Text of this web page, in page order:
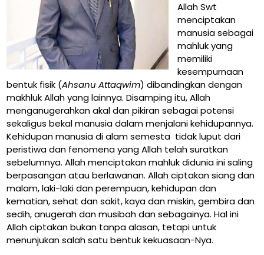
Allah Swt
menciptakan
manusia sebagai
mahluk yang
memiliki
kesempurnaan
bentuk fisik (Ahsanu Attaqwim) dibandingkan dengan
makhluk Allah yang lainnya. Disamping itu, Allah
menganugerahkan akal dan pikiran sebagai potensi
sekaligus bekal manusia dalam menjalani kehidupannya.
Kehidupan manusia di alam semesta tidak luput dari
peristiwa dan fenomena yang Allah telah suratkan
sebelumnya. Allah menciptakan mahluk didunia ini saling
berpasangan atau berlawanan. Allah ciptakan siang dan
malam, laki-laki dan perempuan, kehidupan dan
kematian, sehat dan sakit, kaya dan miskin, gembira dan
sedih, anugerah dan musibah dan sebagainya. Hal ini
Allah ciptakan bukan tanpa alasan, tetapi untuk
menunjukan salah satu bentuk kekuasaan-Nya.